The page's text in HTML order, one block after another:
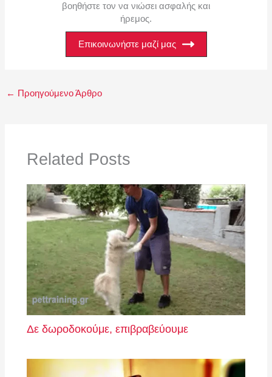
βοηθήστε τον να νιώσει ασφαλής και
ήρεμος.
Επικοινωνήστε μαζί μας
← Προηγούμενο Άρθρο
Related Posts
Δε δωροδοκούμε, επιβραβεύουμε